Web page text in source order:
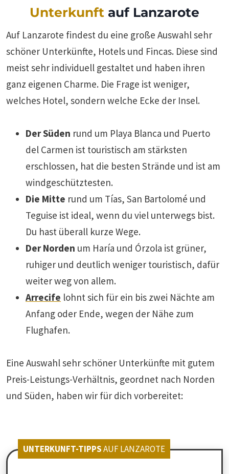
Unterkunft auf Lanzarote
Auf Lanzarote findest du eine große Auswahl sehr
schöner Unterkünfte, Hotels und Fincas. Diese sind
meist sehr individuell gestaltet und haben ihren
ganz eigenen Charme. Die Frage ist weniger,
welches Hotel, sondern welche Ecke der Insel.
Der Süden rund um Playa Blanca und Puerto
del Carmen ist touristisch am stärksten
erschlossen, hat die besten Strände und ist am
windgeschütztesten.
Die Mitte rund um Tías, San Bartolomé und
Teguise ist ideal, wenn du viel unterwegs bist.
Du hast überall kurze Wege.
Der Norden um Haría und Órzola ist grüner,
ruhiger und deutlich weniger touristisch, dafür
weiter weg von allem.
Arrecife lohnt sich für ein bis zwei Nächte am
Anfang oder Ende, wegen der Nähe zum
Flughafen.
Eine Auswahl sehr schöner Unterkünfte mit gutem
Preis-Leistungs-Verhältnis, geordnet nach Norden
und Süden, haben wir für dich vorbereitet:
UNTERKUNFT-TIPPSAUF LANZAROTE